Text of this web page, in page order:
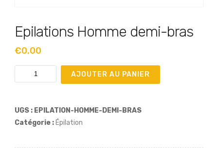
Epilations Homme demi-bras
€0,00
quantité
de
Homme
demi-
AJOUTER AU PANIER
UGS : EPILATION-HOMME-DEMI-BRAS
Catégorie : Épilation